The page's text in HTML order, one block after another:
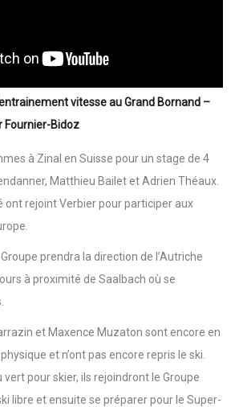
vitesse au Grand Bornand –
Fournier-Bidoz
à Zinal en Suisse pour un stage de 4
Matthieu Bailet et Adrien Théaux.
ont rejoint Verbier pour participer aux
prendra la direction de l’Autriche
à proximité de Saalbach où se
et Maxence Muzaton sont encore en
et n’ont pas encore repris le ski.
vert pour skier, ils rejoindront le Groupe
libre et ensuite se préparer pour le Super-